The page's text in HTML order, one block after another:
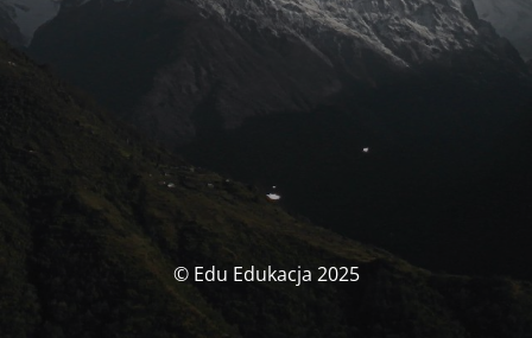
© Edu Edukacja 2025